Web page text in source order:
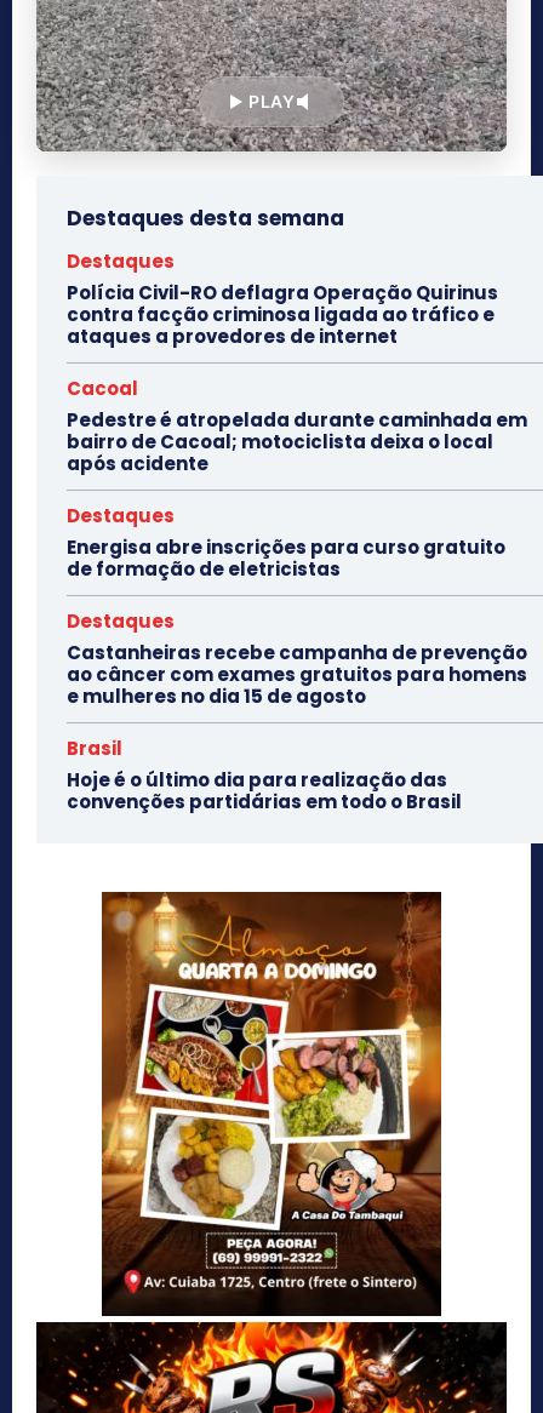
PLAY
Destaques desta semana
Destaques
Polícia Civil-RO deflagra Operação Quirinus
contra facção criminosa ligada ao tráfico e
ataques a provedores de internet
Cacoal
Pedestre é atropelada durante caminhada em
bairro de Cacoal; motociclista deixa o local
após acidente
Destaques
Energisa abre inscrições para curso gratuito
de formação de eletricistas
Destaques
Castanheiras recebe campanha de prevenção
ao câncer com exames gratuitos para homens
e mulheres no dia 15 de agosto
Brasil
Hoje é o último dia para realização das
convenções partidárias em todo o Brasil